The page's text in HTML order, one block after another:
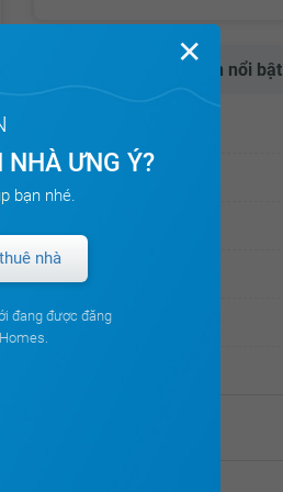
Thông tin nổi bật
Số lượng sản phẩm:
Mật độ xây dựng:
Tổng số vốn đầu tư:
✕
NHÀ ƯNG Ý?
bạn nhé.
nhà
đang được đăng